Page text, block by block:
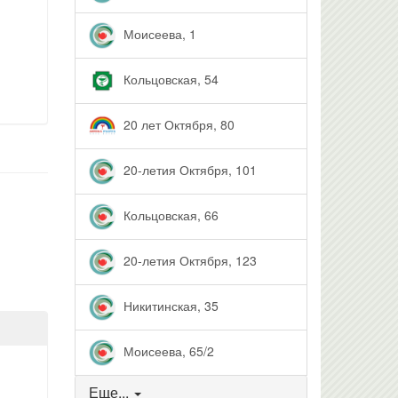
Моисеева, 1
Кольцовская, 54
20 лет Октября, 80
20-летия Октября, 101
Кольцовская, 66
20-летия Октября, 123
Никитинская, 35
Моисеева, 65/2
Еще...